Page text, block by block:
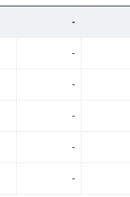
-
-
-
-
-
-